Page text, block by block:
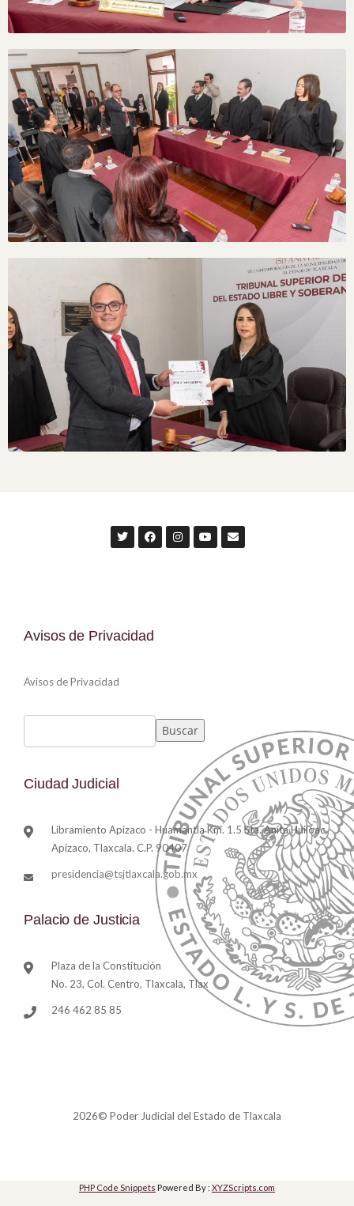
Avisos de Privacidad
Avisos de Privacidad
Buscar
Ciudad Judicial
Libramiento Apizaco - Huamantla Km. 1.5 Sta. Anita Huiloac,
Apizaco, Tlaxcala. C.P. 90407
presidencia@tsjtlaxcala.gob.mx
Palacio de Justicia
Plaza de la Constitución
No. 23, Col. Centro, Tlaxcala, Tlax
246 462 85 85
2026© Poder Judicial del Estado de Tlaxcala
PHP Code Snippets Powered By : XYZScripts.com